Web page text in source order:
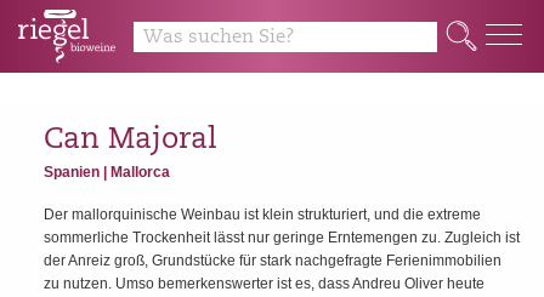
Q
Can Majoral
Spanien | Mallorca
Der mallorquinische Weinbau ist klein strukturiert, und die extreme
sommerliche Trockenheit lässt nur geringe Erntemengen zu. Zugleich ist
der Anreiz groß, Grundstücke für stark nachgefragte Ferienimmobilien
zu nutzen. Umso bemerkenswerter ist es, dass Andreu Oliver heute